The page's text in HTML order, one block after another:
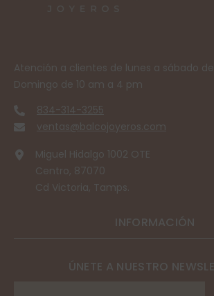
Atención a clientes de lunes a sábado
Domingo de 10 am a 4 pm
834-314-3255
ventas@balcojoyeros.com
Miguel Hidalgo 1002 OTE
Centro, 87070
Cd Victoria, Tamps.
INFORMACIÓN
ÚNETE A NUESTRO